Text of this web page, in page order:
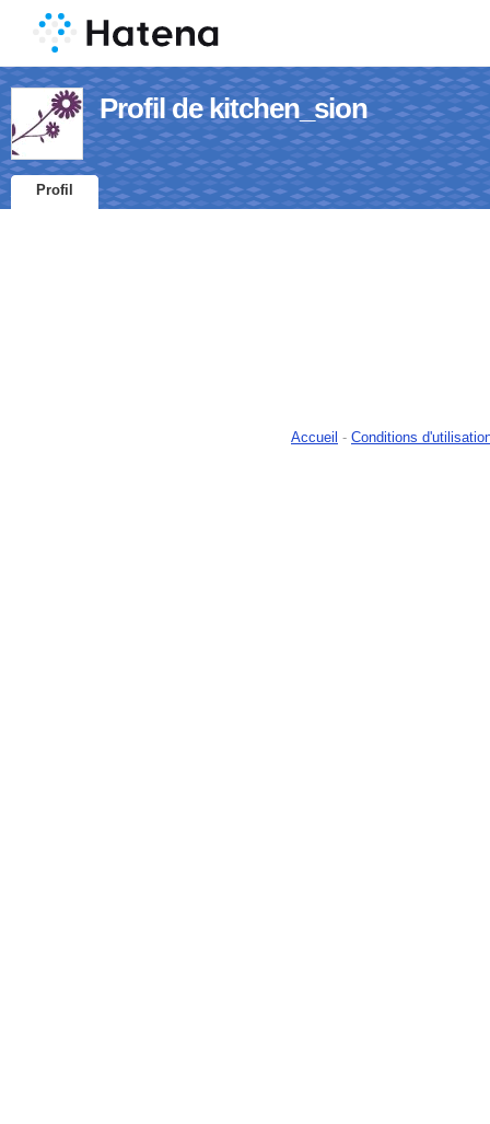
Profil de kitchen_sion
Profil
Accueil - Conditions